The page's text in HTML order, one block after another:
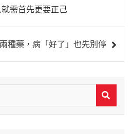
需首先更要正己
種藥，病「好了」也先別停